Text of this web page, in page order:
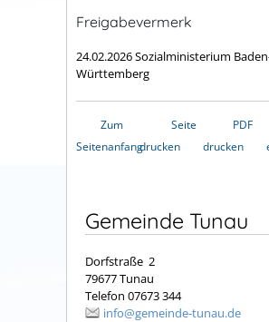
Freigabevermerk
24.02.2026Sozialministerium
Württemberg
Zum
Seitenanfang
Seite
drucken
PDF
drucken
Gemeinde Tunau
Dorfstraße 2
79677 Tunau
Telefon 07673 344
info@gemeinde-tunau.de